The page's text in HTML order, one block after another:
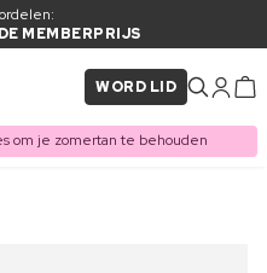
MEMBERPRIJS
WORD LID
om je zomertan te behouden
AAN